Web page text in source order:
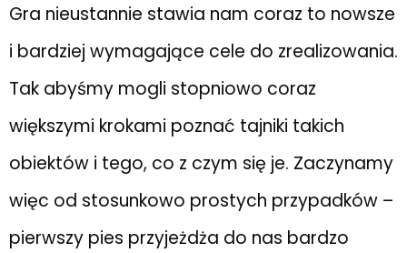
Gra nieustannie stawia nam coraz to nowsze
i bardziej wymagające cele do zrealizowania.
Tak abyśmy mogli stopniowo coraz
większymi krokami poznać tajniki takich
obiektów i tego, co z czym się je. Zaczynamy
więc od stosunkowo prostych przypadków –
pierwszy pies przyjeżdża do nas bardzo